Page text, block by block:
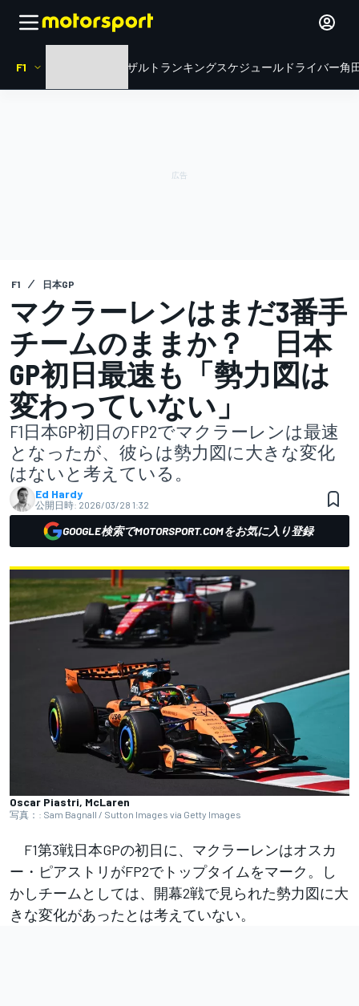
F1 リザルト ランキングスケジュール ドライバー角
F1 日本GP
マクラーレンはまだ3番手
チームのままか？ 日本
GP初日最速も「勢力図は
変わっていない」
F1日本GP初日のFP2でマクラーレンは最速
となったが、彼らは勢力図に大きな変化
はないと考えている。
Ed Hardy
公開日時: 2026/03/28 1:32
GOOGLE検索でMOTORSPORT.COMをお気に入り登録
Oscar Piastri, McLaren
写真：: Sam Bagnall / Sutton Images via Getty Images
F1第3戦日本GPの初日に、マクラーレンはオスカ
ー・ピアストリがFP2でトップタイムをマーク。し
かしチームとしては、開幕2戦で見られた勢力図に大
きな変化があったとは考えていない。